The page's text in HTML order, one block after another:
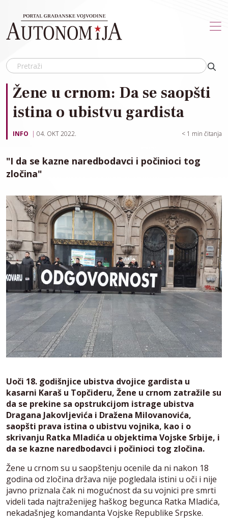
Žene u crnom: Da se saopšti
istina o ubistvu gardista
INFO 04. OKT 2022. < 1 min čitanja
"I da se kazne naredbodavci i počinioci tog
zločina"
Uoči 18. godišnjice ubistva dvojice gardista u
kasarni Karaš u Topčideru, Žene u crnom zatražile su
da se prekine sa opstrukcijom istrage ubistva
Dragana Jakovljevića i Dražena Milovanovića,
saopšti prava istina o ubistvu vojnika, kao i o
skrivanju Ratka Mladića u objektima Vojske Srbije, i
da se kazne naredbodavci i počinioci tog zločina.
Žene u crnom su u saopštenju ocenile da ni nakon 18
godina od zločina država nije pogledala istini u oči i nije
javno priznala čak ni mogućnost da su vojnici pre smrti
videli tada najtraženijeg haškog begunca Ratka Mladića,
nekadašnjeg komandanta Vojske Republike Srpske.